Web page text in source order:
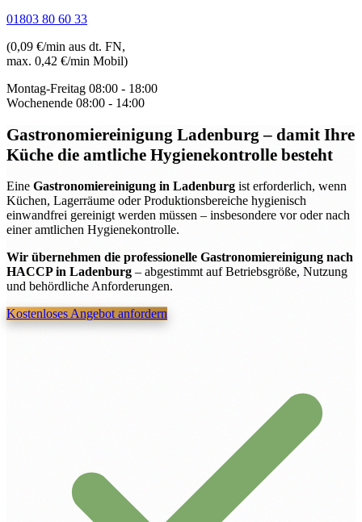
01803 80 60 33
(0,09 €/min aus dt. FN,
max. 0,42 €/min Mobil)
Montag-Freitag 08:00 - 18:00
Wochenende 08:00 - 14:00
Gastronomiereinigung Ladenburg– damit Ihre
Küche die amtliche Hygienekontrolle besteht
Eine Gastronomiereinigung in Ladenburg ist erforderlich, wenn
Küchen, Lagerräume oder Produktionsbereiche hygienisch
einwandfrei gereinigt werden müssen – insbesondere vor oder nach
einer amtlichen Hygienekontrolle.
Wir übernehmen die professionelle Gastronomiereinigung nach
HACCP in Ladenburg– abgestimmt auf Betriebsgröße, Nutzung
und behördliche Anforderungen.
Kostenloses Angebot anfordern